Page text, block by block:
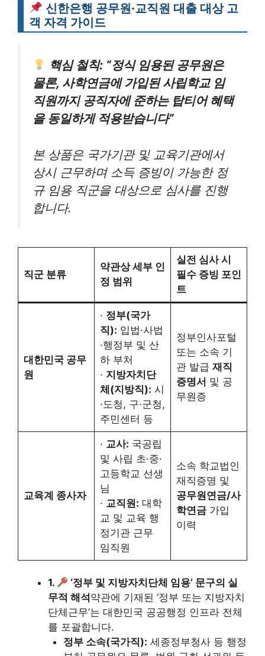
신한은행 공무원·교직원 대출 대상 고
객 자격 가이드
핵심 철칙: “정식 임용된 공무원은
물론, 사학연금에 가입된 사립학교 임
직원까지 공직자에 준하는 탑티어 혜택
을 동일하게 적용받습니다”
본 상품은 국가기관 및 교육기관에서
상시 근무하며 소득 증빙이 가능한 정
규 임용 직군을 대상으로 심사를 진행
합니다.
직군 분류
약관상 세부 인
정 범위
실전 심사 시
필수 증빙 포인
트
대한민국 공무
원
· 정부(국가
직): 입법·사법
·행정부 및 산
하 부처
· 지방자치단
체(지방직): 시
·도청, 구·군청,
주민센터 등
정부인사포털
또는 소속 기
관 발급 재직
증명서 및 공
무원증
교육계 종사자
· 교사: 국공립
및 사립 초·중·
고등학교 선생
님
· 교직원: 대학
교 및 교육 행
정기관 근무
임직원
소속 학교법인
재직증명 및
공무원연금/사
학연금가입
이력
1.
‘정부 및 지방자치단체 임용’ 문구의 실
무적 해석 약관에 기재된 ‘정부 또는 지방자치
단체근무’는 대한민국 공공행정 인프라 전체
를 포괄합니다.
정부 소속(국가직): 세종정부청사 등 행정